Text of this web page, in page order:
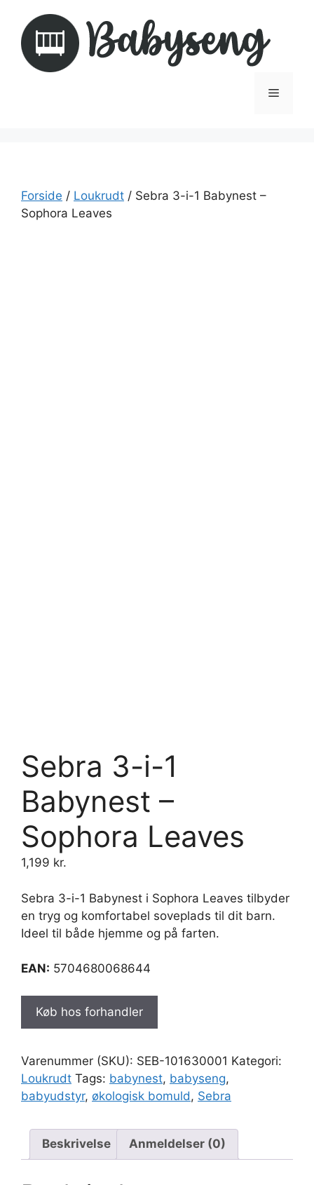
indhold
Menu
Forside / Loukrudt / Sebra 3-i-1 Babynest –
Sophora Leaves
Sebra 3-i-1
Babynest –
Sophora Leaves
1,199 kr.
Sebra 3-i-1 Babynest i Sophora Leaves tilbyder
en tryg og komfortabel soveplads til dit barn.
Ideel til både hjemme og på farten.
EAN: 5704680068644
Køb hos forhandler
Varenummer (SKU): SEB-101630001 Kategori:
Loukrudt Tags: babynest, babyseng,
babyudstyr, økologisk bomuld, Sebra
Beskrivelse Anmeldelser (0)